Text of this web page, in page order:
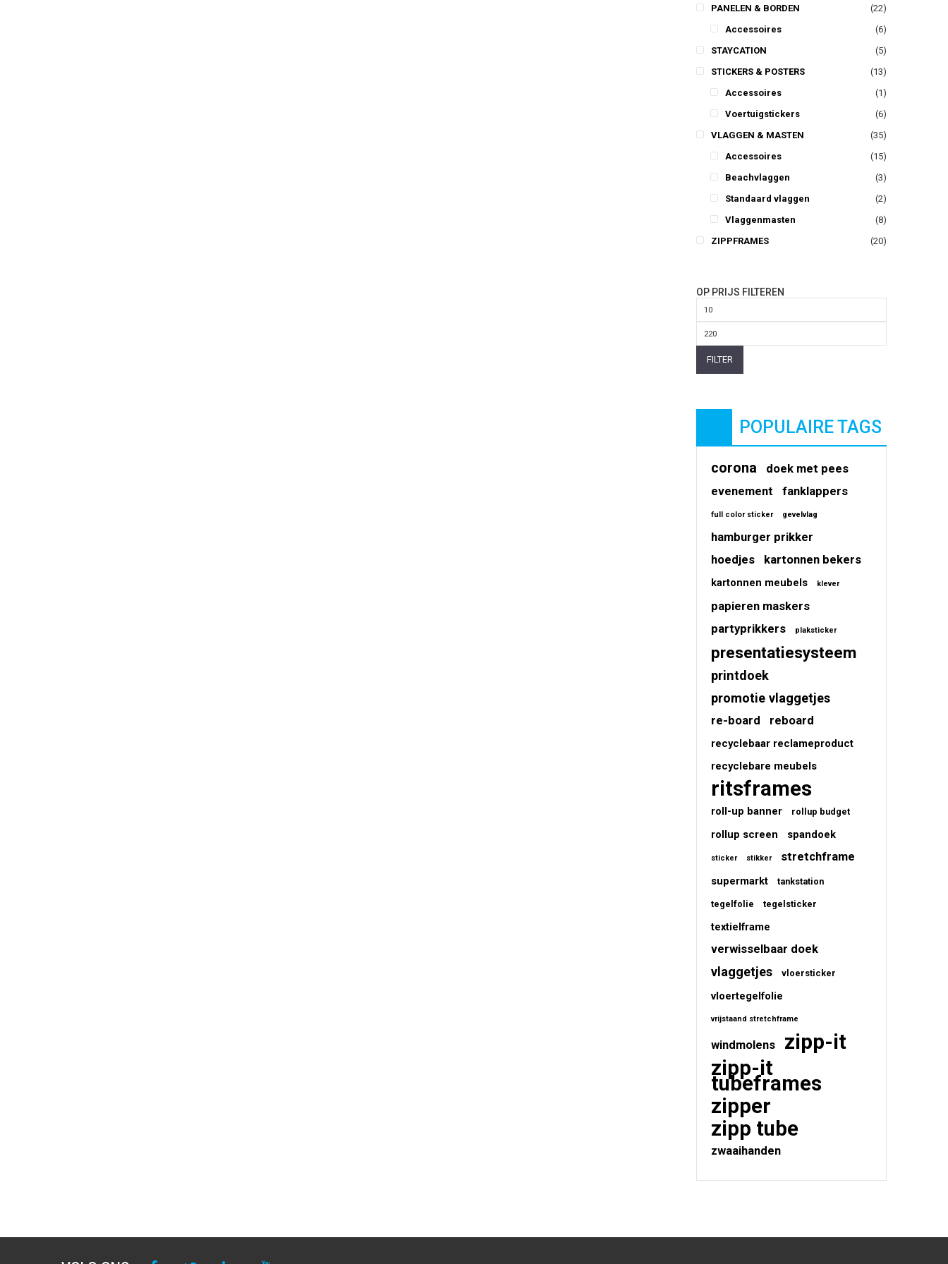
PANELEN & BORDEN
(22)
Accessoires
(6)
STAYCATION
(5)
STICKERS & POSTERS
(13)
Accessoires
(1)
Voertuigstickers
(6)
VLAGGEN & MASTEN
(35)
Accessoires
(15)
Beachvlaggen
(3)
Standaard vlaggen
(2)
Vlaggenmasten
(8)
ZIPPFRAMES
(20)
OP PRIJS FILTEREN
Min.
prijs
Max.
FILTER
POPULAIRE TAGS
corona
doek met pees
evenement
fanklappers
full color sticker gevelvlag
hamburger prikker
hoedjes
kartonnen bekers
kartonnen meubels klever
papieren maskers
partyprikkers
plaksticker
presentatiesysteem
printdoek
promotie vlaggetjes
re-board reboard
recyclebaar reclameproduct
recyclebare meubels
ritsframes
roll-up banner rollup budget
rollup screen spandoek
sticker stikker stretchframe
supermarkt tankstation
tegelfolie tegelsticker
textielframe
verwisselbaar doek
vlaggetjes vloersticker
vloertegelfolie
vrijstaand stretchframe
windmolens
zipp-it
zipp-it
tubeframes
zipper
zipp tube
zwaaihanden